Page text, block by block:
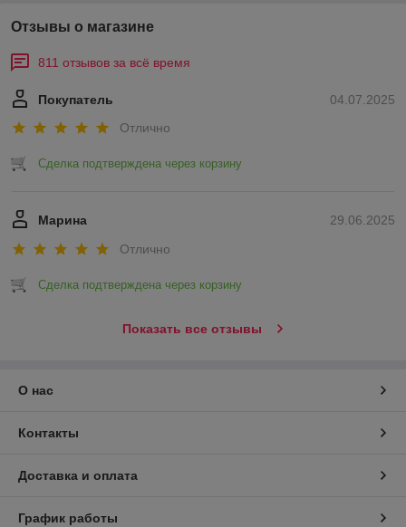
Отзывы о магазине
811 отзывов за всё время
04.07.2025
Покупатель
Отлично
Сделка подтверждена через корзину
29.06.2025
Марина
Отлично
Сделка подтверждена через корзину
Показать все отзывы
О нас
Контакты
Доставка и оплата
График работы